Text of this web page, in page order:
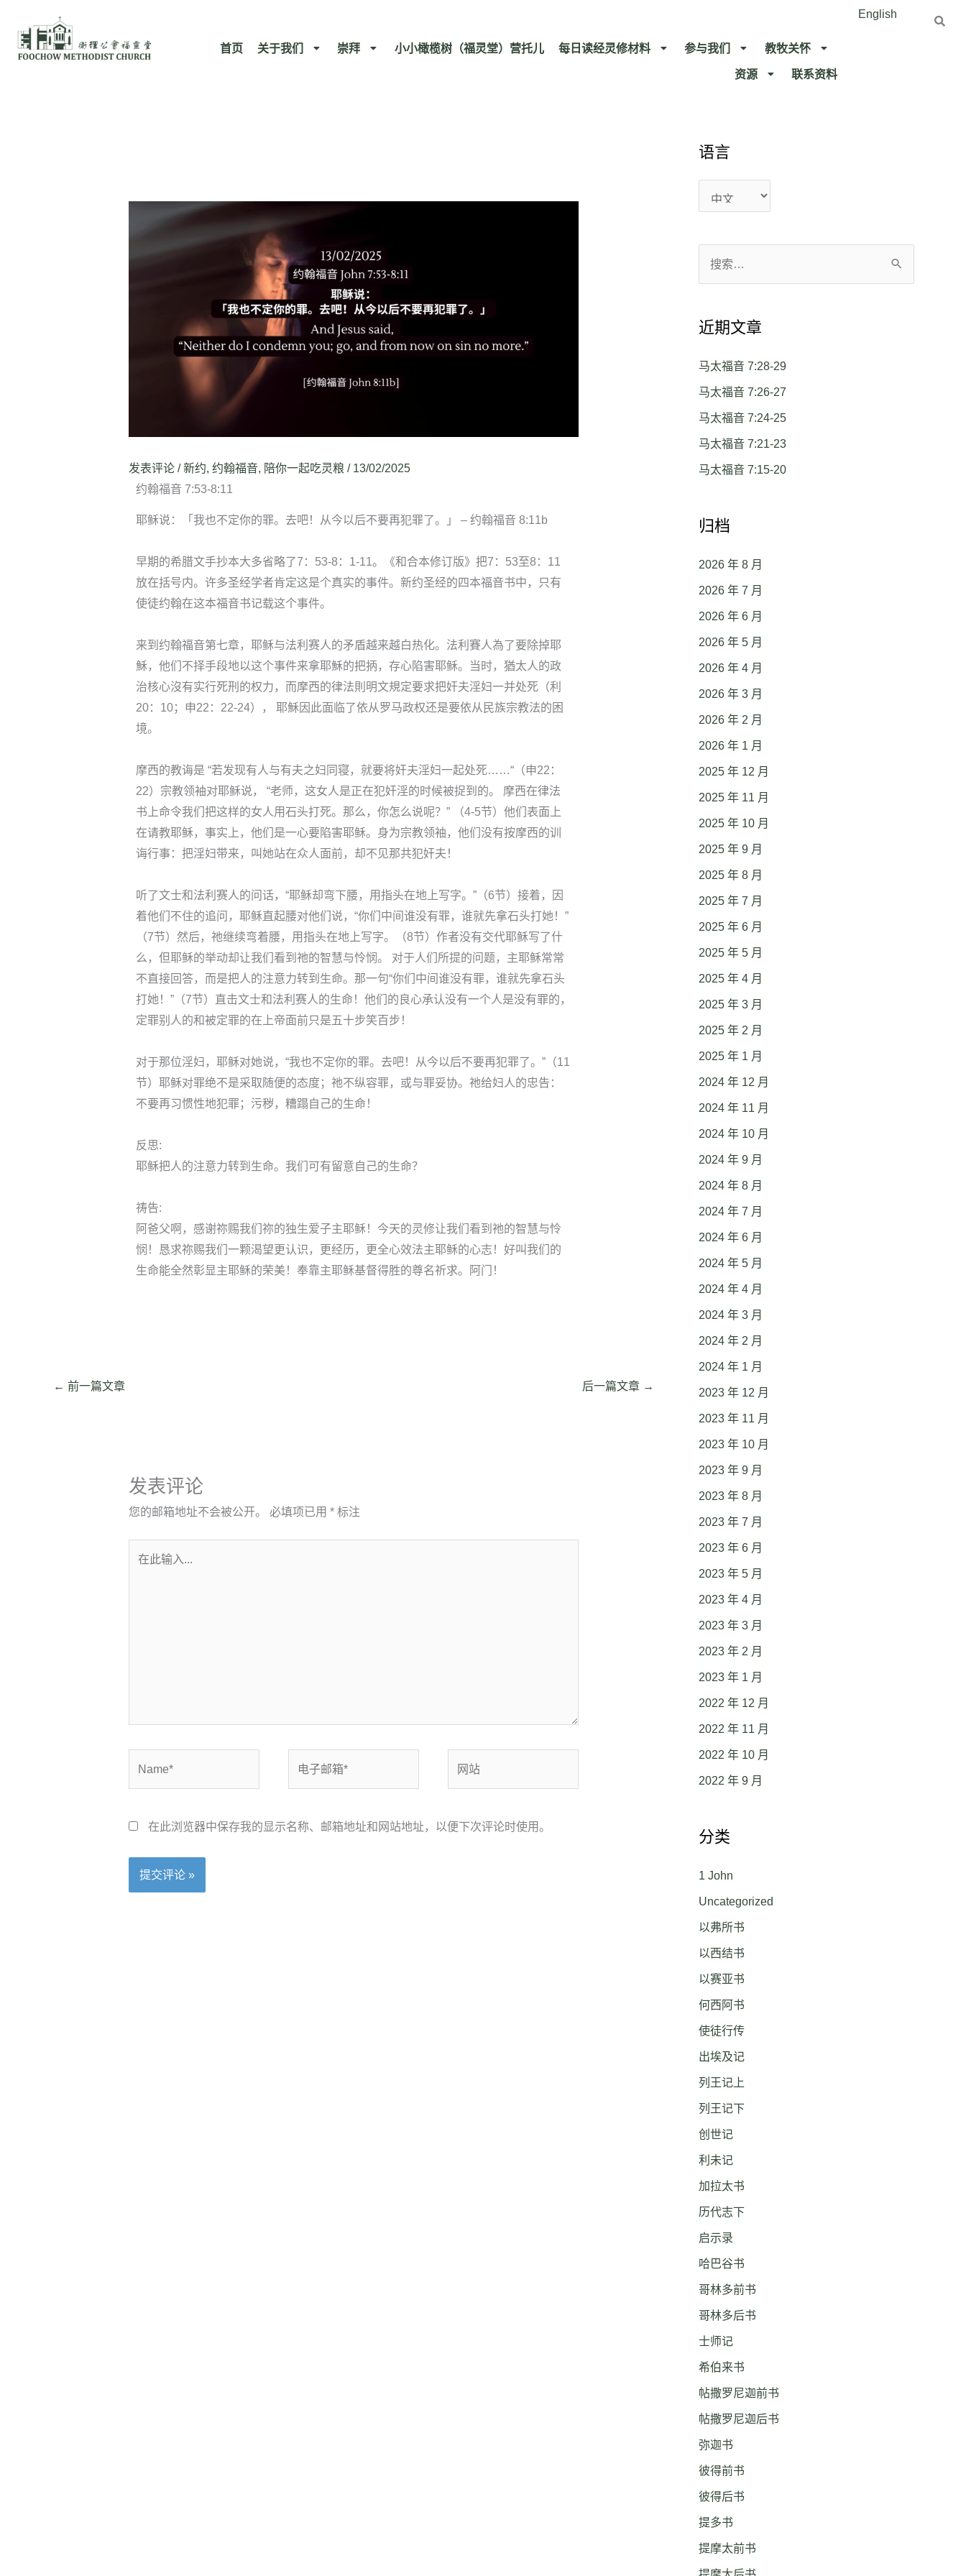
English
首页 关于我们 崇拜 小小橄榄树（福灵堂）营托儿 每日读经灵修材料 参与我们
教牧关怀​
资源
联系资料​
发表评论 /新约, 约翰福音, 陪你一起吃灵粮 / 13/02/2025
约翰福音 7:53-8:11
耶稣说：「我也不定你的罪。去吧！从今以后不要再犯罪了。」 – 约翰福音 8:11b
早期的希腊文手抄本大多省略了7：53-8：1-11。《和合本修订版》把7：53至8：11
放在括号内。许多圣经学者肯定这是个真实的事件。新约圣经的四本福音书中，只有
使徒约翰在这本福音书记载这个事件。
来到约翰福音第七章，耶稣与法利赛人的矛盾越来越白热化。法利賽人為了要除掉耶
穌，他们不择手段地以这个事件来拿耶穌的把抦，存心陷害耶稣。当时，猶太人的政
治核心沒有实行死刑的权力，而摩西的律法則明文規定要求把奸夫淫妇一并处死（利
20：10；申22：22-24）， 耶穌因此面临了依从罗马政权还是要依从民族宗教法的困
境。
摩西的教诲是 “若发现有人与有夫之妇同寝，就要将奸夫淫妇一起处死……“（申22：
22）宗教领袖对耶稣说， “老师，这女人是正在犯奸淫的时候被捉到的。 摩西在律法
书上命令我们把这样的女人用石头打死。那么，你怎么说呢？” （4-5节）他们表面上
在请教耶稣，事实上，他们是一心要陷害耶稣。身为宗教领袖，他们没有按摩西的训
诲行事：把淫妇带来，叫她站在众人面前，却不见那共犯奸夫！
听了文士和法利赛人的问话，“耶稣却弯下腰，用指头在地上写字。”（6节）接着，因
着他们不住的追问，耶稣直起腰对他们说，“你们中间谁没有罪，谁就先拿石头打她！”
（7节）然后，祂继续弯着腰，用指头在地上写字。（8节）作者没有交代耶稣写了什
么，但耶稣的举动却让我们看到祂的智慧与怜悯。 对于人们所提的问题，主耶稣常常
不直接回答，而是把人的注意力转到生命。那一句“你们中间谁没有罪，谁就先拿石头
打她！”（7节）直击文士和法利赛人的生命！他们的良心承认没有一个人是没有罪的，
定罪别人的和被定罪的在上帝面前只是五十步笑百步！
对于那位淫妇，耶稣对她说，“我也不定你的罪。去吧！从今以后不要再犯罪了。”（11
节）耶稣对罪绝不是采取随便的态度；祂不纵容罪，或与罪妥协。祂给妇人的忠告：
不要再习惯性地犯罪；污秽，糟蹋自己的生命！
反思:
耶稣把人的注意力转到生命。我们可有留意自己的生命？
祷告:
阿爸父啊，感谢祢赐我们祢的独生爱子主耶稣！今天的灵修让我们看到祂的智慧与怜
悯！恳求祢赐我们一颗渴望更认识，更经历，更全心效法主耶稣的心志！好叫我们的
生命能全然彰显主耶稣的荣美！奉靠主耶稣基督得胜的尊名祈求。阿门！
← 前一篇文章 后一篇文章 →
发表评论
您的邮箱地址不会被公开。 必填项已用 *标注
箱
在此浏览器中保存我的显示名称、邮箱地址和网站地址，以便下次评论时使用。
语言
语
近期文章
马太福音 7:28-29
马太福音 7:26-27
马太福音 7:24-25
马太福音 7:21-23
马太福音 7:15-20
归档
2026 年 8 月
2026 年 7 月
2026 年 6 月
2026 年 5 月
2026 年 4 月
2026 年 3 月
2026 年 2 月
2026 年 1 月
2025 年 12 月
2025 年 11 月
2025 年 10 月
2025 年 9 月
2025 年 8 月
2025 年 7 月
2025 年 6 月
2025 年 5 月
2025 年 4 月
2025 年 3 月
2025 年 2 月
2025 年 1 月
2024 年 12 月
2024 年 11 月
2024 年 10 月
2024 年 9 月
2024 年 8 月
2024 年 7 月
2024 年 6 月
2024 年 5 月
2024 年 4 月
2024 年 3 月
2024 年 2 月
2024 年 1 月
2023 年 12 月
2023 年 11 月
2023 年 10 月
2023 年 9 月
2023 年 8 月
2023 年 7 月
2023 年 6 月
2023 年 5 月
2023 年 4 月
2023 年 3 月
2023 年 2 月
2023 年 1 月
2022 年 12 月
2022 年 11 月
2022 年 10 月
2022 年 9 月
分类
1 John
Uncategorized
以弗所书
以西结书
以赛亚书
何西阿书
使徒行传
出埃及记
列王记上
列王记下
创世记
利未记
加拉太书
历代志下
启示录
哈巴谷书
哥林多前书
哥林多后书
士师记
希伯来书
帖撒罗尼迦前书
帖撒罗尼迦后书
弥迦书
彼得前书
彼得后书
提多书
提摩太前书
语